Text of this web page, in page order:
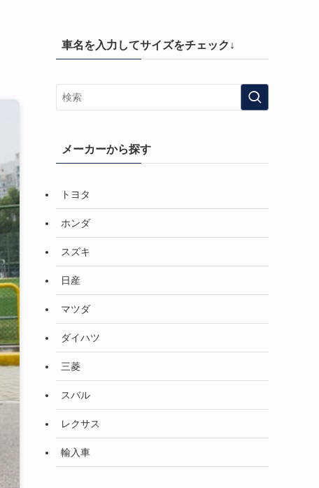
車名を入力してサイズをチェック↓
メーカーから探す
トヨタ
ホンダ
スズキ
日産
マツダ
ダイハツ
三菱
スバル
レクサス
輸入車